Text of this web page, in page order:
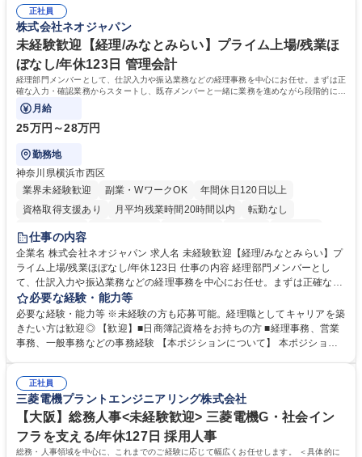
幅広く経験を積みたい意欲がある方に最適な環境です。 募集職種 【総
務・人事】未経験歓迎/日立グループ/組織運営を支えるゼネラリストを目
指す
のご経験 ■労務管理（給与計算・社会保険手続き・勤怠管理など）の経験
■衛生管理者の資格をお持ちの方 学歴・資格 学歴：大学院 大学 高専 短大
専修学校 高校 語学力： 資格：
正社員
株式会社ネオジャパン
未経験歓迎【経理/みなとみらい】プライム上場/残業ほ
ぼなし/年休123日 管理会計
経理部門メンバーとして、仕訳入力や振込業務などの経理事務を中心にお任せ。まずは正
確な入力・確認業務からスタートし、既存メンバーと一緒に業務を進めながら段階的に経
理知識を身につけていただきます。
月給
25万円～28万円
勤務地
神奈川県横浜市西区
業界未経験歓迎
副業・WワークOK
年間休日120日以上
資格取得支援あり
月平均残業時間20時間以内
転勤なし
未経験者歓迎
完全週休2日制
交通費支給 駅近5分以内 土日祝休み
服装自由
寮・社宅あり
仕事の内容
企業名 株式会社ネオジャパン 求人名 未経験歓迎【経理/みなとみらい】プ
ライム上場/残業ほぼなし/年休123日 仕事の内容 経理部門メンバーとし
て、仕訳入力や振込業務などの経理事務を中心にお任せ。まずは正確な入
力・確認業務からスタートし、既存メンバーと一緒に業務を進めながら段
階的に経理知識を身につけていただきます。 【具体的には】 ■社内稟議に
基づく仕訳入力 ■月末の振込業務 ■明細作成 ■伝票処理、記帳業務 ■既存
メンバーの業務サポート 【将来的には】 ■月次決算補助 ■四半期・年次決
想定です。 募集職種 未経験歓迎【経理/みなとみらい】プライム上場/残業
ほぼなし/年休123日
必要な経験・能力等
必要な経験・能力等 ※未経験の方も応募可能。経理職としてキャリアを築
きたい方は歓迎◎ 【歓迎】■日商簿記資格をお持ちの方 ■経理事務、営業
事務、一般事務などの事務経験 【本ポジションについて】 本ポジション
当し、3～5年をかけて月次決算・四半期決算・開示資料作成補助などへス
テップアップできます。また、残業は通常月ほぼなく、決算月でも10時間
未満のため、無理なく経理として専門性を身につけられる環境です。 学
歴・資格 学歴：大学院 大学 高専 短大 専修学校 高校 語学力： 資格：日商
簿記検定1級 日商簿記検定2級
正社員
三菱電機プラントエンジニアリング株式会社
【大阪】総務人事<未経験歓迎> 三菱電機G・社会イン
フラを支える/年休127日 採用人事
総務・人事領域を中心に、これまでのご経験に応じて幅広くお任せします。 ＜具体的に